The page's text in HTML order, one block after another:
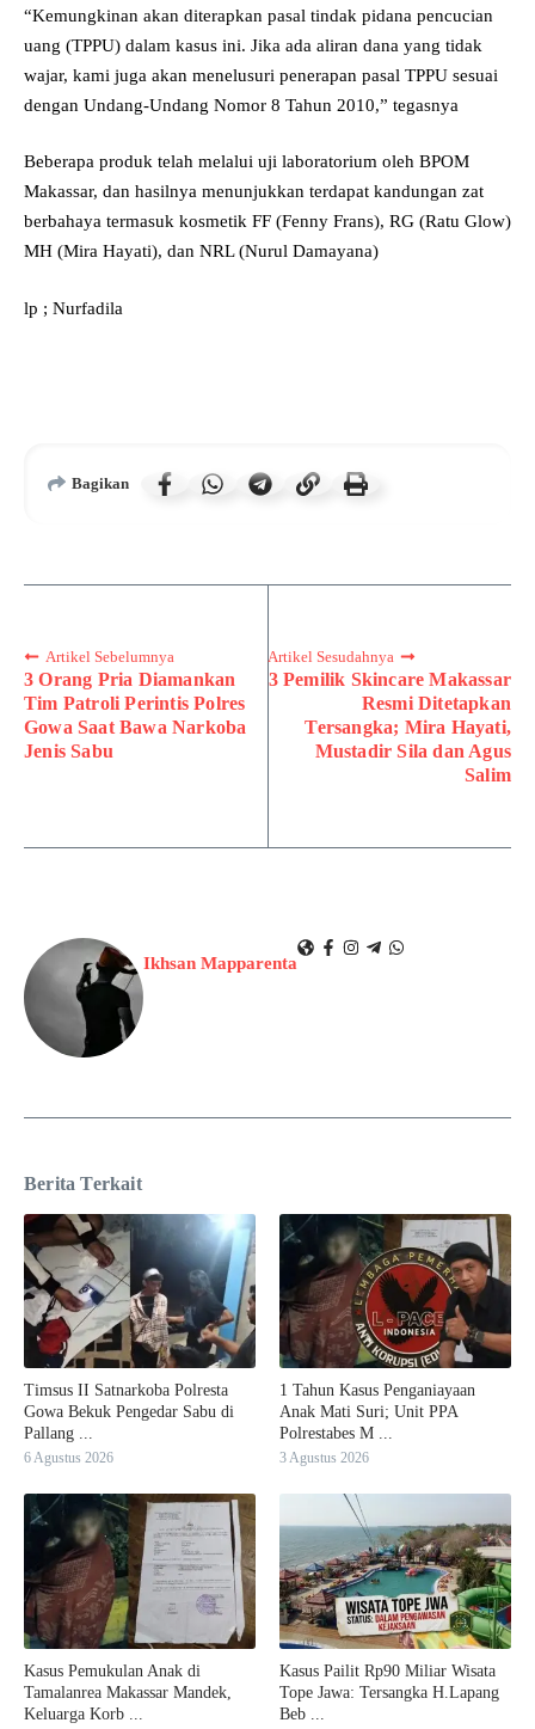
“Kemungkinan akan diterapkan pasal tindak pidana pencucian
uang (TPPU) dalam kasus ini. Jika ada aliran dana yang tidak
wajar, kami juga akan menelusuri penerapan pasal TPPU sesuai
dengan Undang-Undang Nomor 8 Tahun 2010,” tegasnya
Beberapa produk telah melalui uji laboratorium oleh BPOM
Makassar, dan hasilnya menunjukkan terdapat kandungan zat
berbahaya termasuk kosmetik FF (Fenny Frans), RG (Ratu Glow)
MH (Mira Hayati), dan NRL (Nurul Damayana)
lp ; Nurfadila
Bagikan
Artikel Sebelumnya
3 Orang Pria Diamankan
Tim Patroli Perintis Polres
Gowa Saat Bawa Narkoba
Jenis Sabu
Artikel Sesudahnya
3 Pemilik Skincare Makassar
Resmi Ditetapkan
Tersangka; Mira Hayati,
Mustadir Sila dan Agus
Salim
Ikhsan Mapparenta
Berita Terkait
Timsus II Satnarkoba Polresta
Gowa Bekuk Pengedar Sabu di
Pallang ...
6 Agustus 2026
1 Tahun Kasus Penganiayaan
Anak Mati Suri; Unit PPA
Polrestabes M ...
3 Agustus 2026
Kasus Pemukulan Anak di
Tamalanrea Makassar Mandek,
Keluarga Korb ...
Kasus Pailit Rp90 Miliar Wisata
Tope Jawa: Tersangka H.Lapang
Beb ...